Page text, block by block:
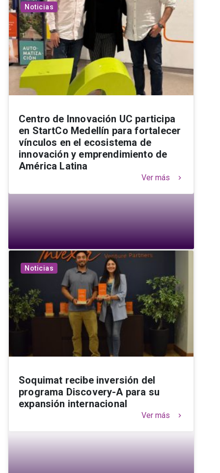
Noticias
Centro de Innovación UC participa
en StartCo Medellín para fortalecer
vínculos en el ecosistema de
innovación y emprendimiento de
América Latina
Ver más keyboard_arrow_right
Noticias
Soquimat recibe inversión del
programa Discovery-A para su
expansión internacional
Ver más keyboard_arrow_right